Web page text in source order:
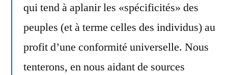
qui tend à aplanir les «spécificités» des
peuples (et à terme celles des individus) au
profit d’une conformité universelle. Nous
tenterons, en nous aidant de sources